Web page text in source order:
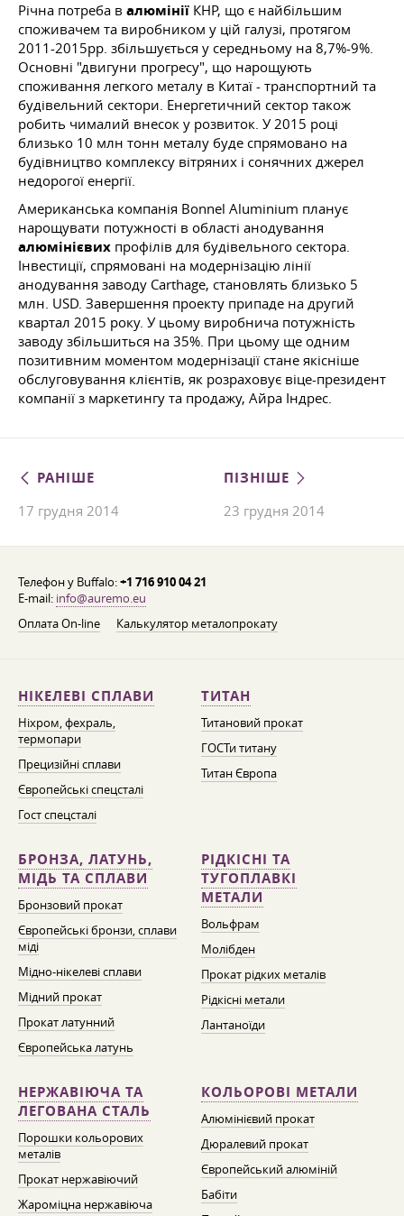
Річна потреба в алюмінії КНР, що є найбільшим
споживачем та виробником у цій галузі, протягом
2011-2015рр. збільшується у середньому на 8,7%-9%.
Основні "двигуни прогресу", що нарощують
споживання легкого металу в Китаї - транспортний та
будівельний сектори. Енергетичний сектор також
робить чималий внесок у розвиток. У 2015 році
близько 10 млн тонн металу буде спрямовано на
будівництво комплексу вітряних і сонячних джерел
недорогої енергії.
Американська компанія Bonnel Aluminium планує
нарощувати потужності в області анодування
алюмінієвих профілів для будівельного сектора.
Інвестиції, спрямовані на модернізацію лінії
анодування заводу Carthage, становлять близько 5
млн. USD. Завершення проекту припаде на другий
квартал 2015 року. У цьому виробнича потужність
заводу збільшиться на 35%. При цьому ще одним
позитивним моментом модернізації стане якісніше
обслуговування клієнтів, як розраховує віце-президент
компанії з маркетингу та продажу, Айра Індрес.
РАНІШЕ
17 грудня 2014
ПІЗНІШЕ
23 грудня 2014
Телефон у Buffalo:+1 716 910 04 21
E-mail: info@auremo.eu
Оплата On-line
Калькулятор металопрокату
НІКЕЛЕВІ СПЛАВИ
Ніхром, фехраль,
термопари
Прецизійні сплави
Європейські спецсталі
Гост спецсталі
ТИТАН
Титановий прокат
ГОСТи титану
Титан Європа
БРОНЗА, ЛАТУНЬ,
МІДЬ ТА СПЛАВИ
Бронзовий прокат
Європейські бронзи, сплави
міді
Мідно-нікелеві сплави
Мідний прокат
Прокат латунний
Європейська латунь
РІДКІСНІ ТА
ТУГОПЛАВКІ
МЕТАЛИ
Вольфрам
Молібден
Прокат рідких металів
Рідкісні метали
Лантаноїди
НЕРЖАВІЮЧА ТА
ЛЕГОВАНА СТАЛЬ
Порошки кольорових
металів
Прокат нержавіючий
Жароміцна нержавіюча
КОЛЬОРОВІ МЕТАЛИ
Алюмінієвий прокат
Дюралевий прокат
Європейський алюміній
Бабіти